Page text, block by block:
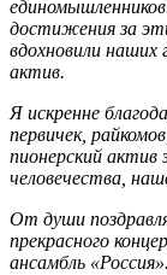
достижения за
вдохновили
актив.
Я искренне
первичек,
пионерский актив
человечества,
От души
прекрасного
ансамбль «Россия».